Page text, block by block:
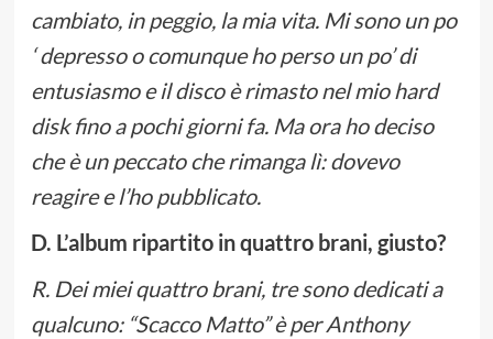
cambiato, in peggio, la mia vita. Mi sono un po
‘ depresso o comunque ho perso un po’ di
entusiasmo e il disco è rimasto nel mio hard
disk fino a pochi giorni fa. Ma ora ho deciso
che è un peccato che rimanga lì: dovevo
reagire e l’ho pubblicato.
D. L’album ripartito in quattro brani, giusto?
R. Dei miei quattro brani, tre sono dedicati a
qualcuno: “Scacco Matto” è per Anthony